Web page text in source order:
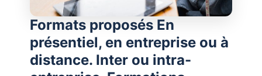
Formats proposés En
présentiel, en entreprise ou à
distance. Inter ou intra-